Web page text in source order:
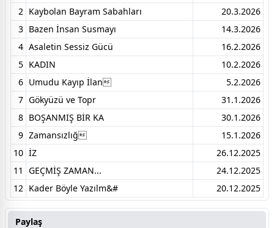
2 Kaybolan Bayram Sabahları
20.3.2026
3 Bazen İnsan Susmayı
14.3.2026
4 Asaletin Sessiz Gücü
16.2.2026
5 KADIN
10.2.2026
6 Umudu Kayıp İlan
5.2.2026
7 Gökyüzü ve Topr
31.1.2026
8 BOŞANMIŞ BİR KA
30.1.2026
9 Zamansızlığ
15.1.2026
10 İZ
26.12.2025
11
GEÇMİŞ ZAMAN...
24.12.2025
12 Kader Böyle Yazılm&# 20.12.2025
Paylaş